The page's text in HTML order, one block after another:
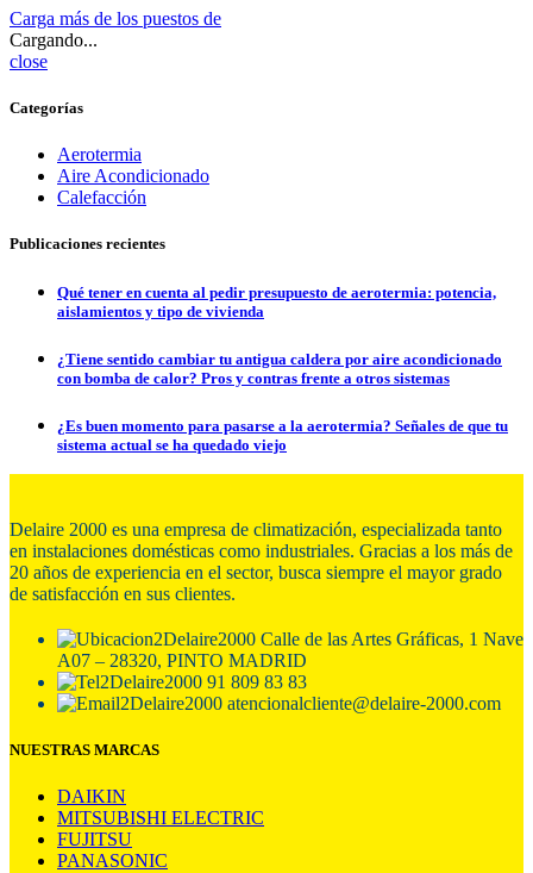
Carga más de los puestos de
Cargando...
close
Categorías
Aerotermia
Aire Acondicionado
Calefacción
Publicaciones recientes
Qué tener en cuenta al pedir presupuesto de aerotermia: potencia,
aislamientos y tipo de vivienda
¿Tiene sentido cambiar tu antigua caldera por aire acondicionado
con bomba de calor? Pros y contras frente a otros sistemas
¿Es buen momento para pasarse a la aerotermia? Señales de que tu
sistema actual se ha quedado viejo
Delaire 2000 es una empresa de climatización, especializada tanto
en instalaciones domésticas como industriales. Gracias a los más de
20 años de experiencia en el sector, busca siempre el mayor grado
de satisfacción en sus clientes.
Calle de las Artes Gráficas, 1 Nave
A07 – 28320, PINTO MADRID
91 809 83 83
atencionalcliente@delaire-2000.com
NUESTRAS MARCAS
DAIKIN
MITSUBISHI ELECTRIC
FUJITSU
PANASONIC